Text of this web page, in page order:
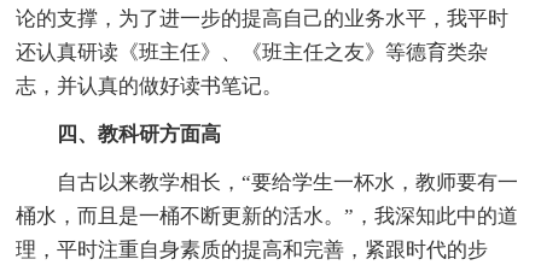
论的支撑，为了进一步的提高自己的业务水平，我平时
还认真研读《班主任》、《班主任之友》等德育类杂
志，并认真的做好读书笔记。
四、教科研方面高
自古以来教学相长，“要给学生一杯水，教师要有一
桶水，而且是一桶不断更新的活水。”，我深知此中的道
理，平时注重自身素质的提高和完善，紧跟时代的步